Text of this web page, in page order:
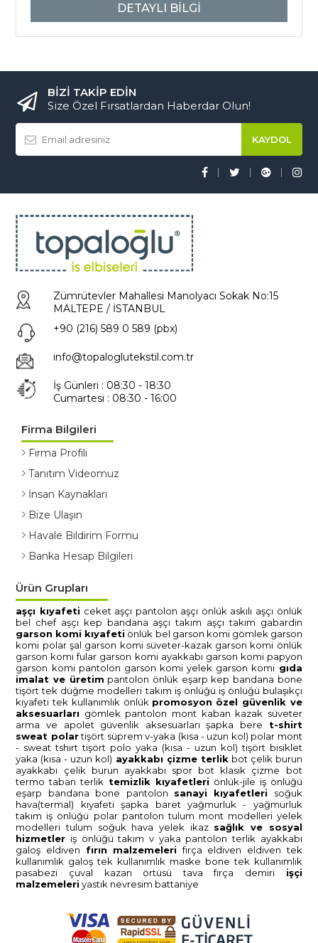
DETAYLI BİLGİ
BİZİ TAKİP EDİN
Size Özel Fırsatlardan Haberdar Olun!
Zümrütevler Mahallesi Manolyacı Sokak No:15
MALTEPE / İSTANBUL
+90 (216) 589 0 589 (pbx)
info@topaloglutekstil.com.tr
İş Günleri : 08:30 - 18:30
Cumartesi : 08:30 - 16:00
Firma Bilgileri
Firma Profili
Tanıtım Videomuz
İnsan Kaynakları
Bize Ulaşın
Havale Bildirim Formu
Banka Hesap Bilgileri
Ürün Grupları
aşçi kiyafeti̇ ceket aşçi pantolon aşçi önlük askili aşçi önlük
bel chef aşçi kep bandana aşçi takim aşçi takim gabardi̇n
garson komi̇ kiyafeti̇ önlük bel garson komi̇ gömlek garson
komi̇ polar şal garson komi̇ süveter-kazak garson komi̇ önlük
garson komi̇ fular garson komi̇ ayakkabi garson komi̇ papyon
garson komi̇ pantolon garson komi̇yelek garson komi̇ gida
i̇malat ve üreti̇m pantolon önlük eşarp kep bandana bone
ti̇şört tek düğme modelleri̇ takim i̇ş önlüğü i̇ş önlüğü bulaşikçi
kiyafeti̇ tek kullanimlik önlük promosyon özel güvenli̇k ve
aksesuarlari gömlek pantolon mont kaban kazak süveter
arma ve apolet
güvenli̇k aksesuarlari şapka bere
t-shi̇rt
sweat polar ti̇şört süprem v-yaka (kisa - uzun kol) polar mont
- sweat tshirt ti̇şört polo yaka (kisa - uzun kol) ti̇şört bi̇si̇klet
yaka (kisa - uzun kol) ayakkabi çi̇zme terli̇k bot çeli̇k burun
ayakkabi çeli̇k burun
ayakkabi spor bot klasi̇k çi̇zme
bot
termo taban terli̇k temi̇zli̇k kiyafetleri̇ önlük-ji̇le i̇ş önlüğü
eşarp bandana bone
pantolon sanayi̇ kiyafetleri̇
soğuk
hava(termal) kiyafeti̇ şapka baret
yağmurluk - yağmurluk
takim i̇ş önlüğü polar pantolon tulum mont modelleri̇ yelek
modelleri̇ tulum soğuk havayelek i̇kaz sağlik ve sosyal
hi̇zmetler i̇ş önlüğü takim v yaka pantolon terli̇k ayakkabi
galoş eldi̇ven firin malzemeleri̇ firça eldi̇ven eldi̇ven tek
kullanimlik galoş tek kullanimlik maske bone tek kullanimlik
pasabezi̇
çuval kazan örtüsü tava firça demi̇ri̇
i̇şçi̇
malzemeleri̇ yastik nevresi̇m battani̇ye